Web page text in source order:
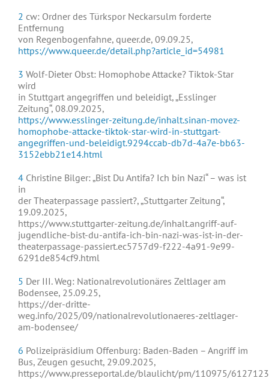
2 cw: Ordner des Türkspor Neckarsulm forderte
Entfernung
von Regenbogenfahne, queer.de, 09.09.25,
https://www.queer.de/detail.php?article_id=54981
3 Wolf-Dieter Obst: Homophobe Attacke? Tiktok-Star
wird
in Stuttgart angegriffen und beleidigt, „Esslinger
Zeitung“, 08.09.2025,
https://www.esslinger-zeitung.de/inhalt.sinan-movez-
homophobe-attacke-tiktok-star-wird-in-stuttgart-
angegriffen-und-beleidigt.9294ccab-db7d-4a7e-bb63-
3152ebb21e14.html
4Christine Bilger: „Bist Du Antifa? Ich bin Nazi“ – was ist
in
der Theaterpassage passiert?, „Stuttgarter Zeitung“,
19.09.2025,
https://www.stuttgarter-zeitung.de/inhalt.angriff-auf-
jugendliche-bist-du-antifa-ich-bin-nazi-was-ist-in-der-
theaterpassage-passiert.ec5757d9-f222-4a91-9e99-
6291de854cf9.html
5 Der III. Weg: Nationalrevolutionäres Zeltlager am
Bodensee, 25.09.25,
https://der-dritte-
weg.info/2025/09/nationalrevolutionaeres-zeltlager-
am-bodensee/
6 Polizeipräsidium Offenburg: Baden-Baden – Angriff im
Bus, Zeugen gesucht, 29.09.2025,
https://www.presseportal.de/blaulicht/pm/110975/6127123